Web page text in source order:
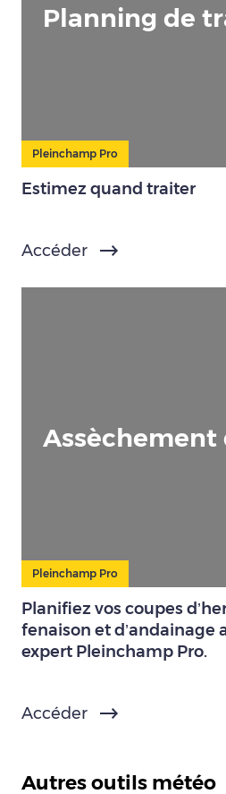
Planning de
Pleinchamp Pro
Estimez quand traiter
Accéder
Assèchement
Pleinchamp Pro
Planifiez vos coupes
fenaison et d’andainage
expert Pleinchamp Pro.
Accéder
Autres outils météo